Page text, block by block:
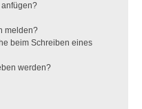
melden?
beim Schreiben eines
werden?